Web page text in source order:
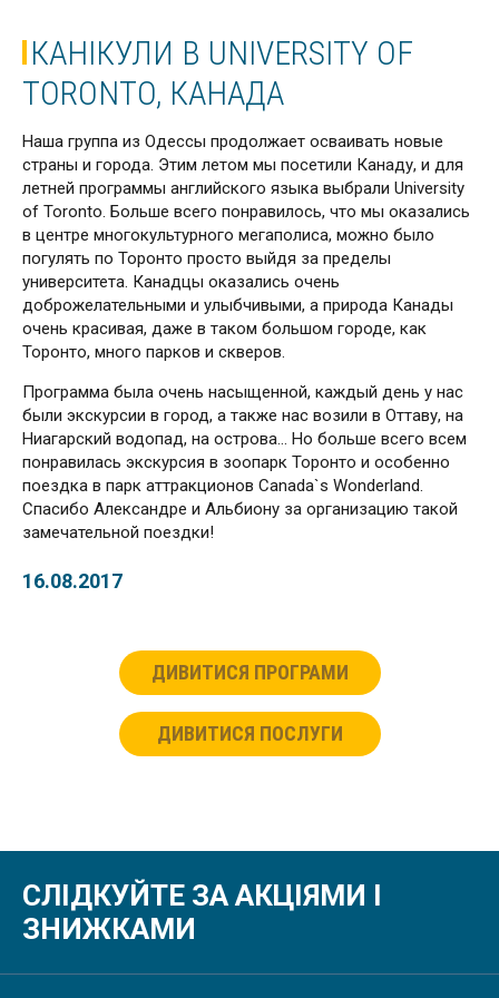
КАНІКУЛИ В UNIVERSITY OF
TORONTO, КАНАДА
Наша группа из Одессы продолжает осваивать новые
страны и города. Этим летом мы посетили Канаду, и для
летней программы английского языка выбрали University
of Toronto. Больше всего понравилось, что мы оказались
в центре многокультурного мегаполиса, можно было
погулять по Торонто просто выйдя за пределы
университета. Канадцы оказались очень
доброжелательными и улыбчивыми, а природа Канады
очень красивая, даже в таком большом городе, как
Торонто, много парков и скверов.
Программа была очень насыщенной, каждый день у нас
были экскурсии в город, а также нас возили в Оттаву, на
Ниагарский водопад, на острова… Но больше всего всем
понравилась экскурсия в зоопарк Торонто и особенно
поездка в парк аттракционов Canada`s Wonderland.
Спасибо Александре и Альбиону за организацию такой
замечательной поездки!
16.08.2017
ДИВИТИСЯ ПРОГРАМИ
ДИВИТИСЯ ПОСЛУГИ
СЛІДКУЙТЕ ЗА АКЦІЯМИ І
ЗНИЖКАМИ